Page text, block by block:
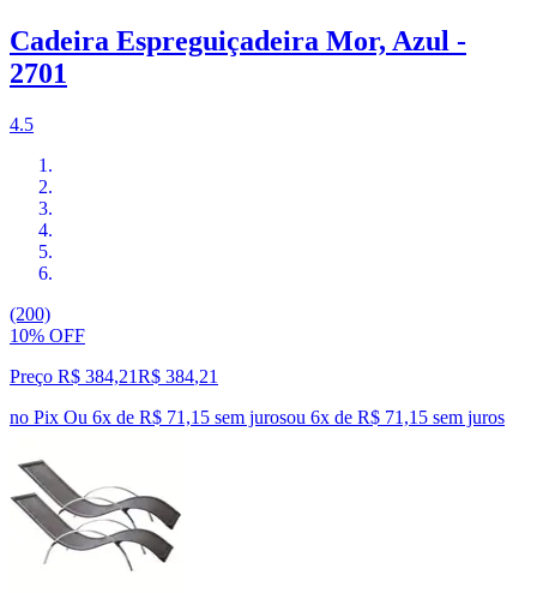
Cadeira Espreguiçadeira Mor, Azul -
2701
4.5
(200)
10% OFF
Preço R$ 384,21R$ 384,21
no Pix Ou 6x de R$ 71,15 sem jurosou 6x de R$ 71,15 sem juros